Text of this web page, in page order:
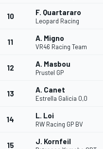
DTM
10 F. Quartararo
Leopard Racing
11 A. Migno
VR46 Racing Team
12 A. Masbou
Prustel GP
13 A. Canet
Estrella Galicia 0,0
14 L. Loi
RW Racing GP BV
15 J. Kornfeil